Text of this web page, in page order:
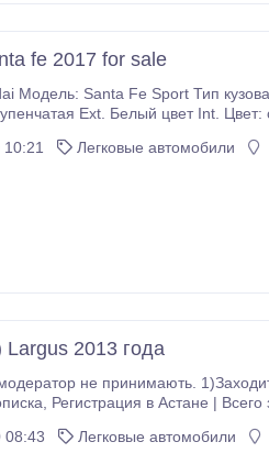
fe 2017 for sale
Коробка
Автомобиль на 100% хорош по всем функциям.
Легковые автомобили
2013 года
через Google. 2) Наберите в поисковике прописка в Астане. 3)Потом выйдет
Продам Лада Ларгус в отличном
08:43
Легковые автомобили